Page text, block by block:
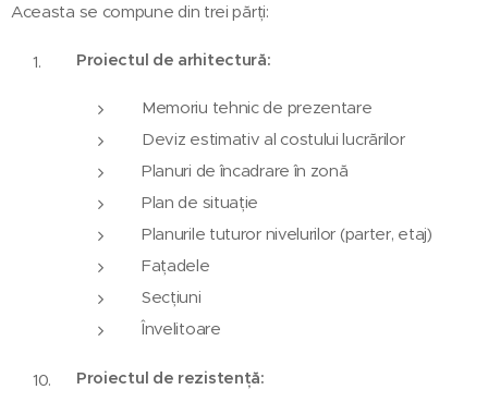
Aceasta se compune din trei părți:
Proiectul de arhitectură:
Memoriu tehnic de prezentare
Deviz estimativ al costului lucrărilor
Planuri de încadrare în zonă
Plan de situație
Planurile tuturor nivelurilor (parter, etaj)
Fațadele
Secțiuni
Învelitoare
Proiectul de rezistență: